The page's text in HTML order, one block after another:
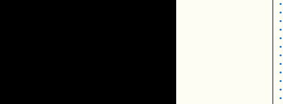
•
•
•
•
•
•
•
•
•
•
•
•